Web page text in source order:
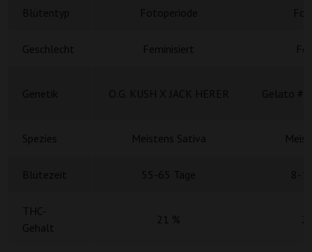
Geschlecht Feminisiert
Spezies Meistens Sativa
THC-
Gehalt
21 %